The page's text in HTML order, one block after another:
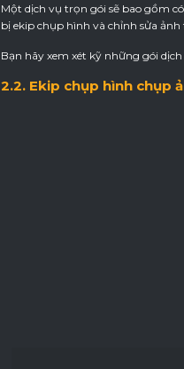
Một dịch vụ trọn gói sẽ bao gồm
bị ekip chụp hình và chỉnh sửa ảnh
Bạn hãy xem xét kỹ những gói
2.2. Ekip chụp hình chụp